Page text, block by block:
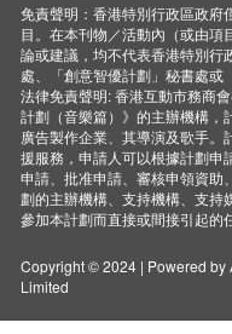
免責聲明：香港特別行政區政府
目。在本刊物／活動內（或由
論或建議，均不代表香港特別行
處、「創意智優計劃」秘書處或
法律免責聲明: 香港互動市務商
計劃（音樂篇）》的主辦機構，
廣告製作企業、其導演及歌手。
援服務，申請人可以根據計劃申
申請、批准申請、審核申領資助
劃的主辦機構、支持機構、支持
參加本計劃而直接或間接引起的
Copyright © 2024 | Powered by
Limited